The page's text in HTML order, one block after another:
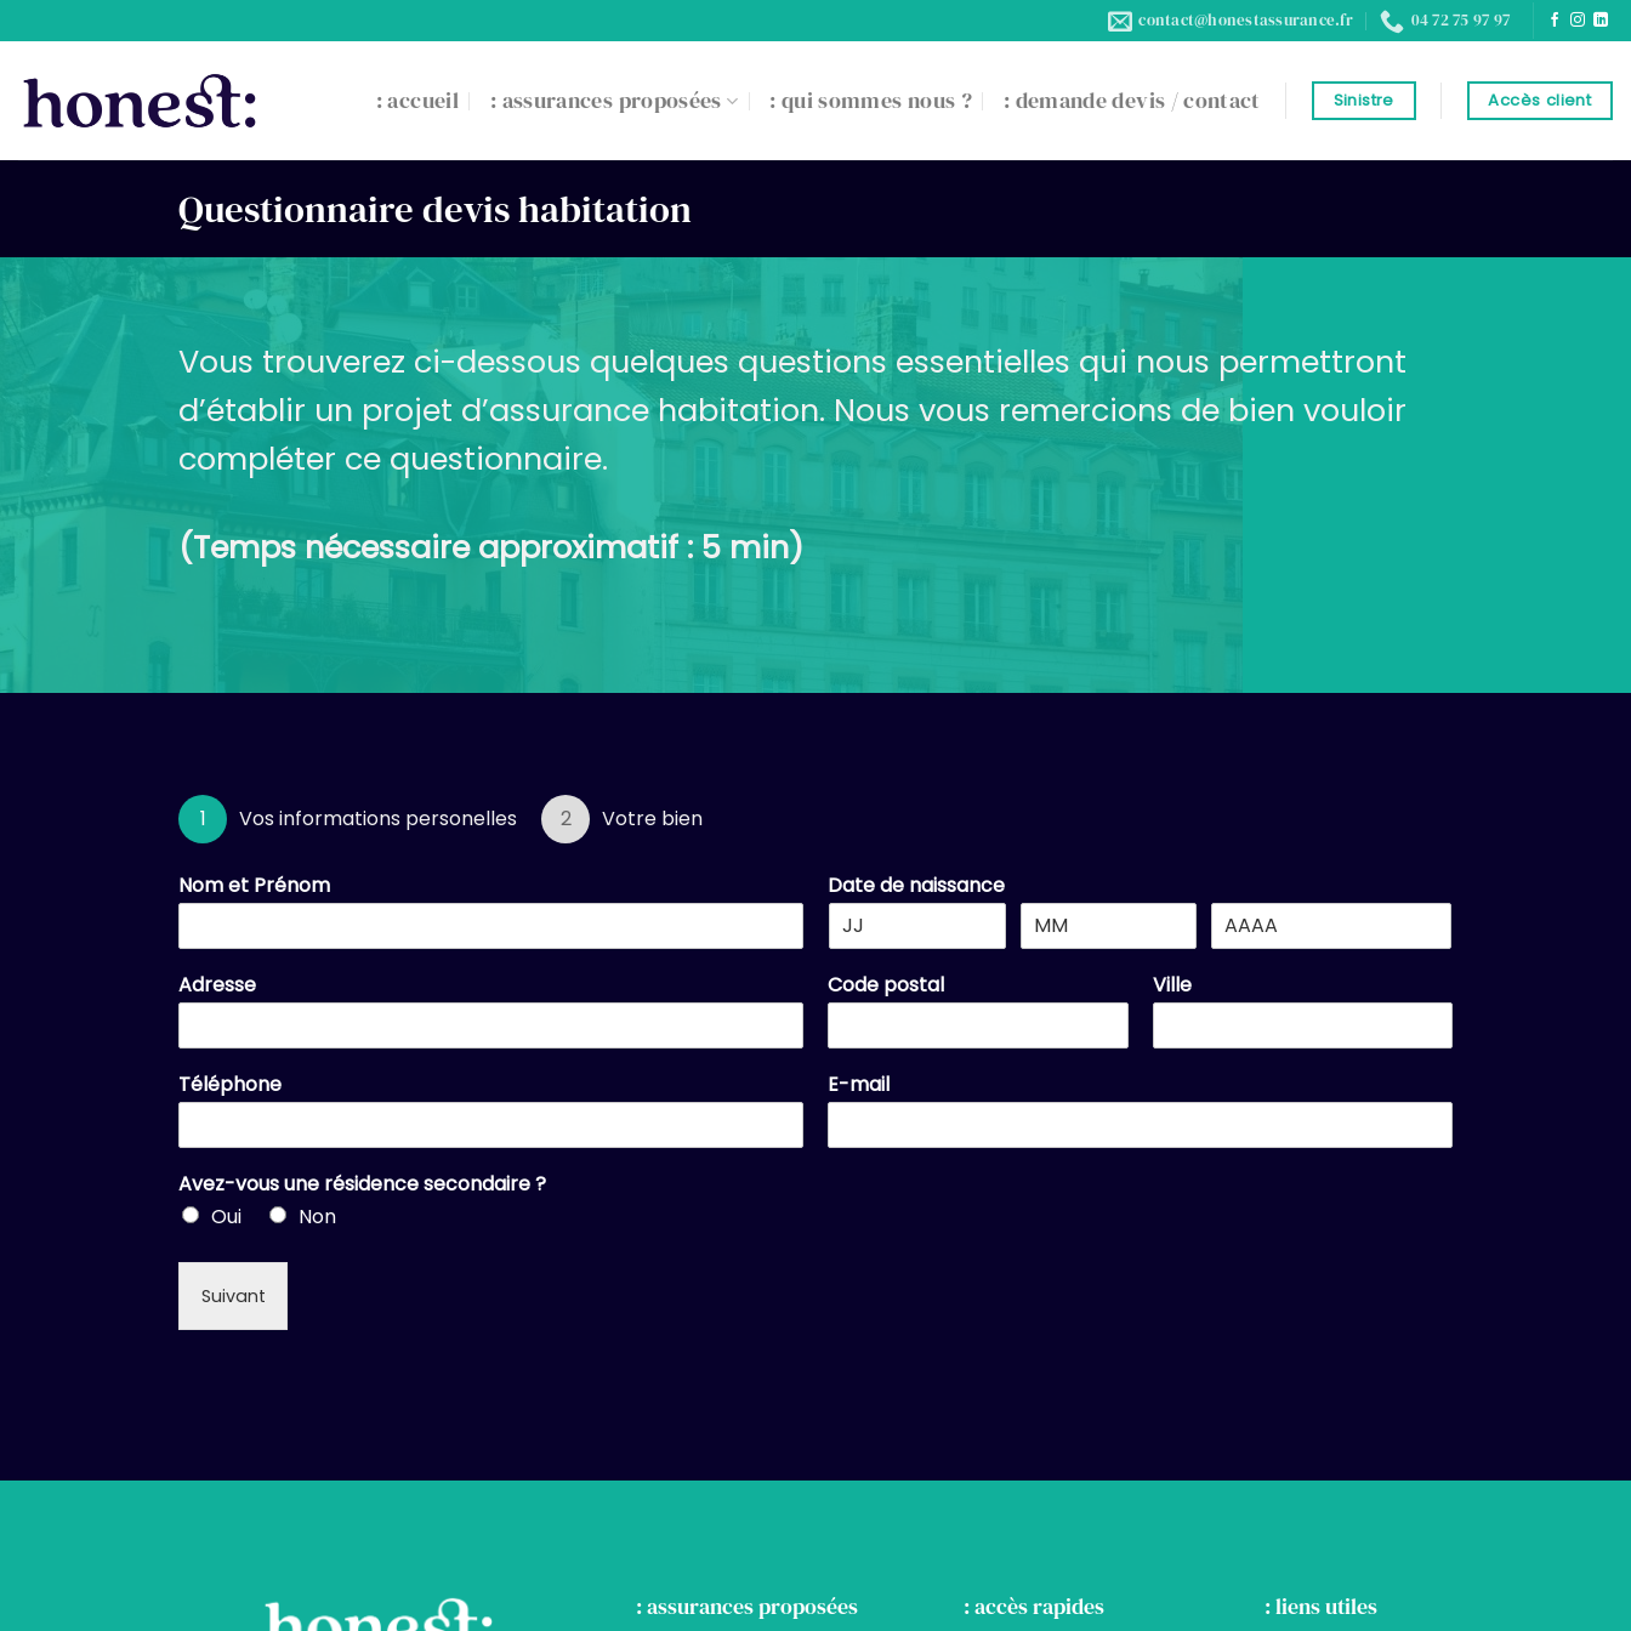
au
contenu
contact@honestassurance.fr 04 72 75 97 97
: accueil : assurances proposées : qui sommes nous ? : demande devis / contact Sinistre Accès client
Questionnaire devis habitation
Vous trouverez ci-dessous quelques questions essentielles qui nous permettront
d’établir un projet d’assurance habitation. Nous vous remercions de bien vouloir
compléter ce questionnaire.
(Temps nécessaire approximatif : 5 min)
1 Vos informations personelles 2 Votre bien
Nom et Prénom Date de naissance
Adresse Code postal Ville
Téléphone E-mail
Avez-vous une résidence secondaire ?
Oui
Non
Suivant
: assurances proposées : accès rapides : liens utiles